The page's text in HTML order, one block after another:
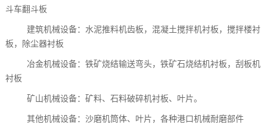
斗车翻斗板
建筑机械设备：水泥推料机齿板，混凝土搅拌机衬板，搅拌楼衬
板，除尘器衬板
冶金机械设备：铁矿烧结输送弯头，铁矿石烧结机衬板，刮板机
衬板
矿山机械设备：矿料、石料破碎机衬板、叶片。
其他机械设备：沙磨机筒体、叶片，各种港口机械耐磨部件